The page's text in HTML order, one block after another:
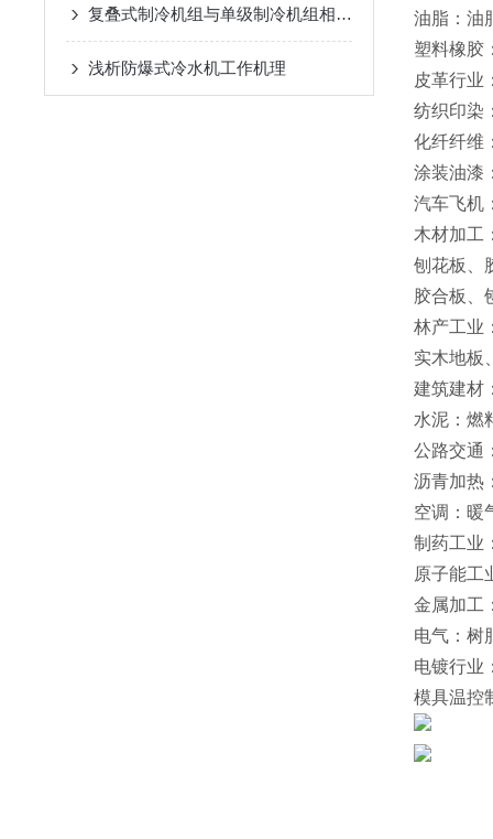
复叠式制冷机组与单级制冷机组相比有哪些优势？
浅析​防爆式冷水机工作机理
油脂：油
塑料橡胶
皮革行业
纺织印染
化纤纤维
涂装油漆
汽车飞机
木材加工
刨花板、
胶合板、
林产工业
实木地板
建筑建材
水泥：燃
公路交通
沥青加热
空调：暖
制药工业
原子能工
金属加工
电气：树
电镀行业
模具温控